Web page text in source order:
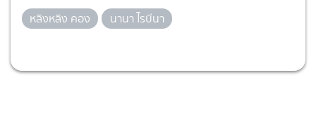
หลิงหลิง คอง
นานา ไรบีนา